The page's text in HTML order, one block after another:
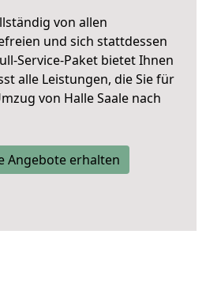
von allen
und sich stattdessen
Service-Paket bietet Ihnen
alle Leistungen, die Sie für
von Halle Saale nach
Angebote erhalten